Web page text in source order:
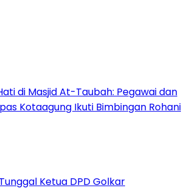
di Masjid At-Taubah: Pegawai dan
Kotaagung Ikuti Bimbingan Rohani
Ketua DPD Golkar